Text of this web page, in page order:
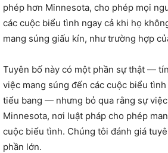
phép hơn Minnesota, cho phép mọi
các cuộc biểu tình ngay cả khi họ
mang súng giấu kín, như trường hợp
Tuyên bố này có một phần sự thật —
việc mang súng đến các cuộc biểu
tiểu bang — nhưng bỏ qua rằng sự
Minnesota, nơi luật pháp cho phép
cuộc biểu tình. Chúng tôi đánh giá
phần lớn.